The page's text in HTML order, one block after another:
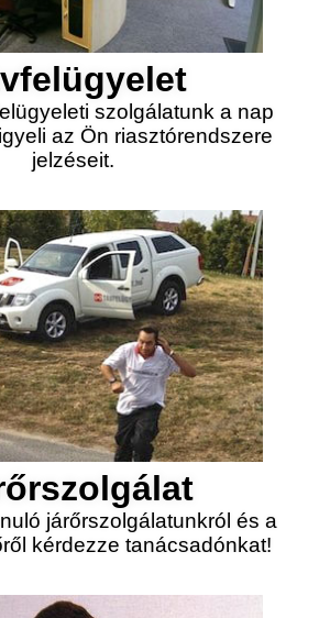
szolgálatunk a nap
az Ön riasztórendszere
jelzéseit.
járőrszolgálatunkról és a
kérdezze tanácsadónkat!